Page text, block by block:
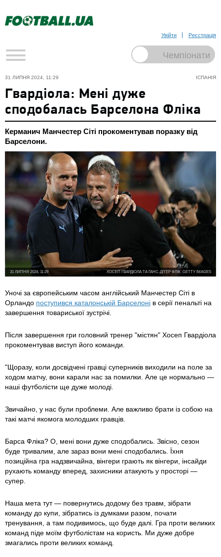
Увійти Реєстрація
ІСПАНІЯ
31 ЛИПНЯ 2024, 11:29
Гвардіола: Мені дуже
сподобалась Барселона Фліка
Керманич Манчестер Сіті прокоментував поразку від
Барселони.
ХОСЕП ГВАРДІОЛА ТА ГАНС-ДІТЕР ФЛІК, GETTY IMAGES
31 ЛИПНЯ 2024, 11:29
Уночі за європейським часом англійський Манчестер Сіті в
Орландо поступився каталонській Барселоні в серії пенальті на
завершення товариської зустрічі.
Після завершення гри головний тренер "містян" Хосеп Гвардіола
прокоментував виступ його команди.
"Щоразу, коли досвідчені гравці суперників виходили на поле за
ходом матчу, вони карали нас за помилки. Але це нормально —
наші футболісти ще дуже молоді.
Звичайно, у нас були проблеми. Але важливо брати із собою на
такі матчі якомога молодших гравців.
Барса Фліка? О, мені вони дуже сподобались. Звісно, сезон
буде тривалим, але зараз вони мені сподобались. Їхня
позиційна гра надзвичайна, вінгери грають як вінгери, інсайди
рухають команду вперед, захисники атакують у просторі —
супер.
Наша мета тут — повернутись додому без травм, зібрати
команду до купи, зібратись із думками разом, почати
тренування, а там подивимось, що буде далі. Гра проти великих
команд піде моїм футболістам на користь. Ми дуже добре
змагались проти великих команд.